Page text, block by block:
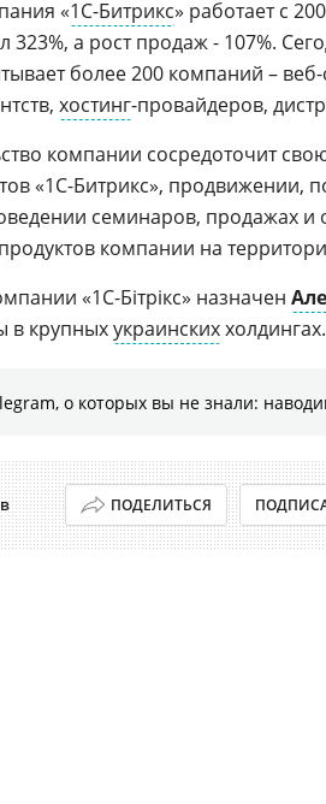
«1С-Битрикс» работает с
323%, а рост продаж - 107%.
более 200 компаний –
хостинг-провайдеров,
компании сосредоточит
«1С-Битрикс», продвижении,
семинаров, продажах и
компании на
«1С-Бітрікс» назначен
в крупныхукраинскиххолдингах.
о которых вы не знали:
ПОДЕЛИТЬСЯ